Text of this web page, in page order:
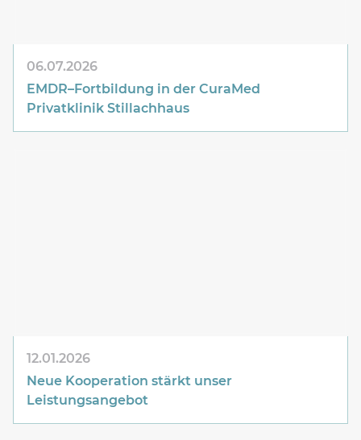
06.07.2026
EMDR–Fortbildung in der CuraMed
Privatklinik Stillachhaus
12.01.2026
Neue Kooperation stärkt unser
Leistungsangebot